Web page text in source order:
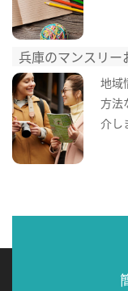
兵庫のマンスリー
地域
方法
介し